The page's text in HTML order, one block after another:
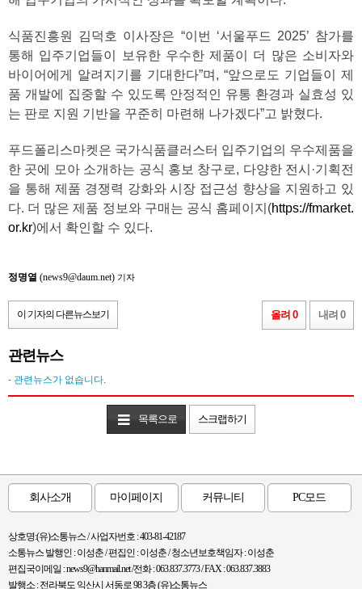
식품진흥원 김덕호 이사장은 “이번 ‘서울푸드 2025’ 참가를
통해 입주기업들이 보유한 우수한 제품이 더 많은 소비자와
바이어에게 알려지기를 기대한다”며, “앞으로도 기업들이 제
품 개발에 집중할 수 있도록 안정적인 유통 환경과 실효성 있
는 판로 지원 기반을 꾸준히 마련해 나가겠다”고 밝혔다.
푸드폴리스마켓은 국가식품클러스터 입주기업의 우수제품을
한 곳에 모아 소개하는 공식 홍보 창구로, 다양한 전시·기획전
을 통해 제품 경쟁력 강화와 시장 접근성 향상을 지원하고 있
다. 더 많은 제품 정보와 구매는 공식 홈페이지(https://fmarket.
or.kr)에서 확인할 수 있다.
정명열 (news9@daum.net) 기자
이 기자의 다른뉴스보기 올려 0 내려 0
관련뉴스
- 관련뉴스가 없습니다.
목록으로 스크랩하기
회사소개 마이페이지 커뮤니티 PC모드
상호명:(유)소통뉴스 / 사업자번호 : 403-81-42187
소통뉴스 발행인 : 이성춘 / 편집인 : 이성춘 / 청소년보호책임자 : 이성춘
편집국이메일 : news9@hanmail.net /전화 : 063.837.3773 / FAX : 063.837.3883
발행소 : 전라북도 익산시 서동로 98 3층 (유)소통뉴스